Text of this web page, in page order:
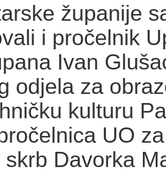
županije
i pročelnik
Ivan
odjela za
kulturu
UO
Davorka